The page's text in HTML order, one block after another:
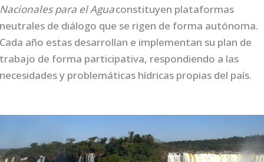
Nacionales para el Aguaconstituyen plataformas
neutrales de diálogo que se rigen de forma autónoma.
Cada año estas desarrollan e implementan su plan de
trabajo de forma participativa, respondiendo a las
necesidades y problemáticas hídricas propias del país.